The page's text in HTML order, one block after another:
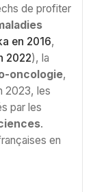
de profiter
en 2016,
2022), la
oncologie,
2023, les
par les
.
en